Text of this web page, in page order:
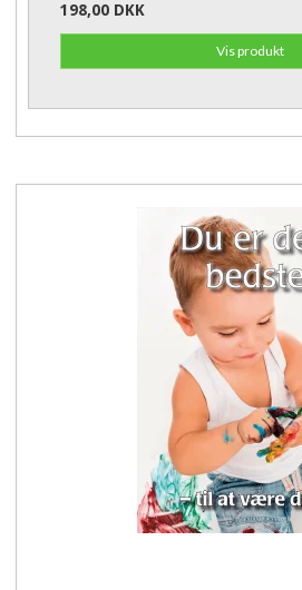
198,00 DKK
Vis produkt